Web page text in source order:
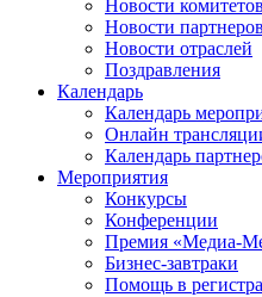
Новости комитетов
Новости партнеров
Новости отраслей
Поздравления
Календарь
Календарь
Онлайн
Календарь
Мероприятия
Конкурсы
Конференции
Премия «Медиа-
Бизнес-завтраки
Помощь в